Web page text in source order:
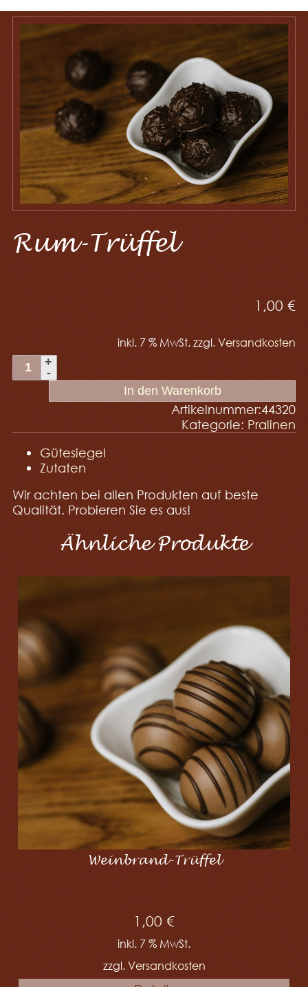
Rum-Trüffel
1,00€
inkl. 7 % MwSt. zzgl.Versandkosten
In den Warenkorb
Artikelnummer:44320
Kategorie: Pralinen
Gütesiegel
Zutaten
Wir achten bei allen Produkten auf beste
Qualität. Probieren Sie es aus!
Ähnliche Produkte
Weinbrand-Trüffel
1,00 €
inkl. 7 % MwSt.
zzgl.Versandkosten